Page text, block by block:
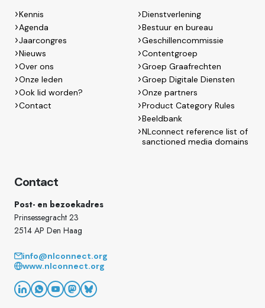
Kennis
Agenda
Jaarcongres
Nieuws
Over ons
Onze leden
Ook lid worden?
Contact
Dienstverlening
Bestuur en bureau
Geschillencommissie
Contentgroep
Groep Graafrechten
Groep Digitale Diensten
Onze partners
Product Category Rules
Beeldbank
NLconnect reference list of
sanctioned media domains
Contact
Post- en bezoekadres
Prinsessegracht 23
2514 AP Den Haag
info@nlconnect.org
www.nlconnect.org